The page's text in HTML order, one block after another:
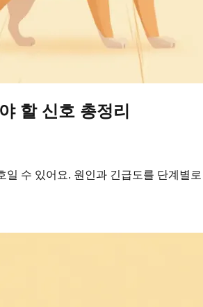
할 신호 총정리
수 있어요. 원인과 긴급도를 단계별